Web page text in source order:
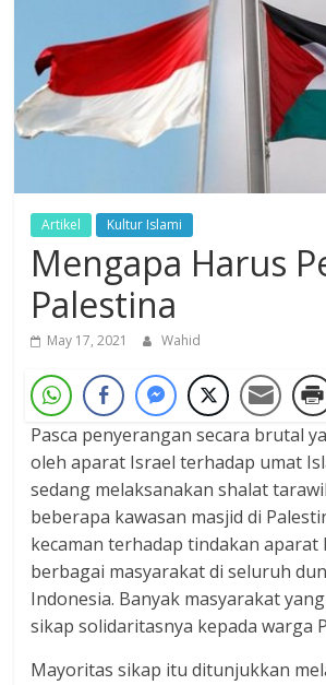
Fikir,
Ikhtiar
Artikel Kultur Islami
Mengapa Harus
Palestina
May 17, 2021 Wahid
Pasca penyerangan secara brutal
oleh aparat Israel terhadap umat
sedang melaksanakan shalat
beberapa kawasan masjid di
kecaman terhadap tindakan aparat
berbagai masyarakat di seluruh
Indonesia. Banyak masyarakat
sikap solidaritasnya kepada warga
Mayoritas sikap itu ditunjukkan